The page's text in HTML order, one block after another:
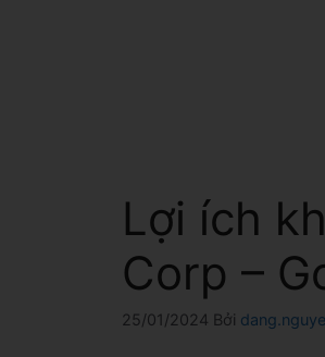
Lợi ích
Corp –